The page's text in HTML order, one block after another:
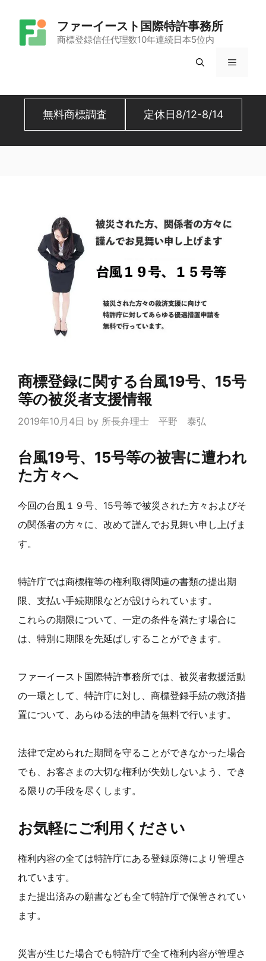
ファーイースト国際特許事務所
商標登録信任代理数10年連続日本5位内
メ
無料商標調査 定休日8/12-8/14
商標登録に関する台風19号、15号
等の被災者支援情報
2019年10月4日 by 所長弁理士 平野 泰弘
台風19号、15号等の被害に遭われ
た方々へ
今回の台風１９号、15号等で被災された方々およびそ
の関係者の方々に、改めて謹んでお見舞い申し上げま
す。
特許庁では商標権等の権利取得関連の書類の提出期
限、支払い手続期限などが設けられています。
これらの期限について、一定の条件を満たす場合に
は、特別に期限を先延ばしすることができます。
ファーイースト国際特許事務所では、被災者救援活動
の一環として、特許庁に対し、商標登録手続の救済措
置について、あらゆる法的申請を無料で行います。
法律で定められた期間を守ることができなかった場合
でも、お客さまの大切な権利が失効しないよう、でき
る限りの手段を尽くします。
お気軽にご利用ください
権利内容の全ては特許庁にある登録原簿により管理さ
れています。
また提出済みの願書なども全て特許庁で保管されてい
ます。
災害が生じた場合でも特許庁で全て権利内容が管理さ